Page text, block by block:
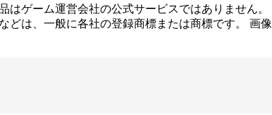
ゲーム運営会社の公式サービスではありません
は、一般に各社の登録商標または商標です。 画